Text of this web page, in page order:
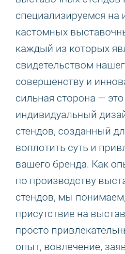
специализируемся на
кастомных
каждый из которых
свидетельством
совершенству и
сильная сторона — это
индивидуальный
стендов, созданный
воплотить суть и
вашего бренда. Как
по производству
стендов, мы
присутствие на
просто
опыт, вовлечение,